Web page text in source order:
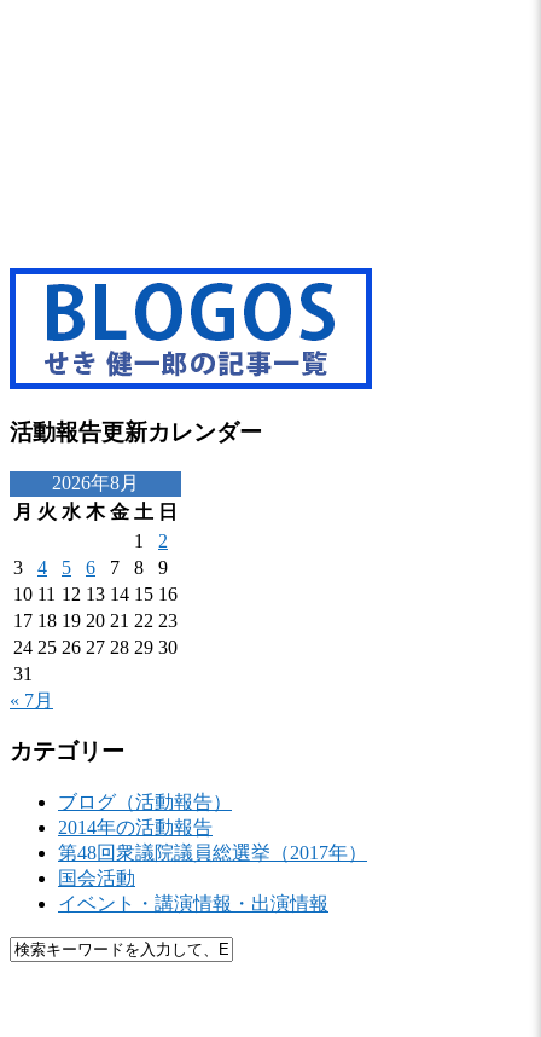
活動報告更新カレンダー
2026年8月
月 火 水 木 金 土 日
1
2
3
4 5 6 7 8
9
10 11 12 13 14 15 16
17 18 19 20 21 22 23
24 25 26 27 28 29 30
31
« 7月
カテゴリー
ブログ（活動報告）
2014年の活動報告
第48回衆議院議員総選挙（2017年）
国会活動
イベント・講演情報・出演情報